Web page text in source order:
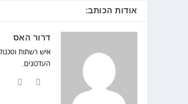
אודות הכותב:
דרור האס
איש רשתות
העדכונים.